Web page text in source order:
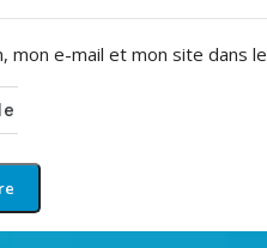
mon e-mail et mon site dans